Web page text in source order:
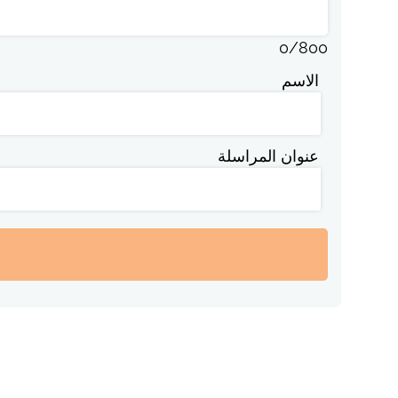
0/800
الاسم
عنوان المراسلة